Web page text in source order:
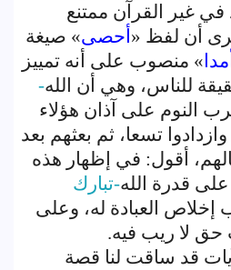
غير القرآن ممتنع
أن لفظ « أحصى» صيغة
أمدا » منصوب على أنه تمييز
للناس، وهي أن الله-
النوم على آذان هؤلاء
وازدادوا تسعا، ثم بعثهم بعد
أقول: في إظهار هذه
قدرة الله-تبارك
العبادة له، وعلى
حق لا ريب فيه.
قد ساقت لنا قصة